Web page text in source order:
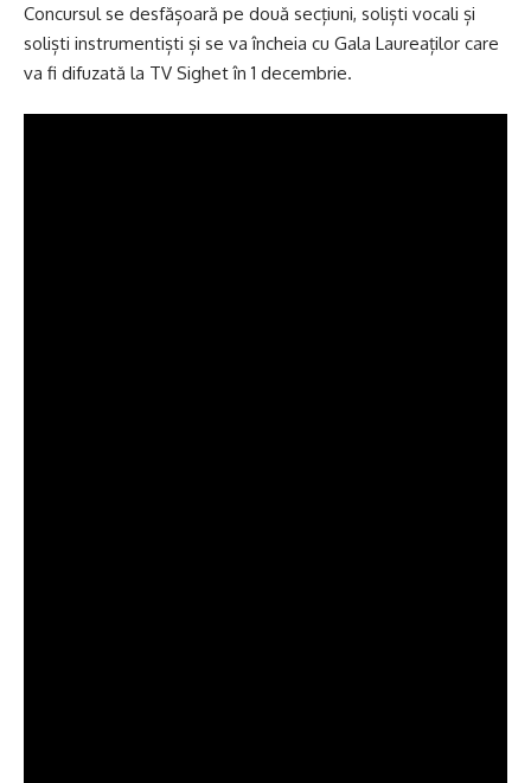
Concursul se desfășoară pe două secțiuni, soliști vocali și
soliști instrumentiști și se va încheia cu Gala Laureaților care
va fi difuzată la TV Sighet în 1 decembrie.